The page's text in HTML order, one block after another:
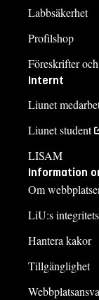
Labbsäkerhet
Profilshop
Föreskrifter
Internt
Liunet
Liunet student
LISAM
Information
Om
LiU:s
Hantera kakor
Tillgänglighet